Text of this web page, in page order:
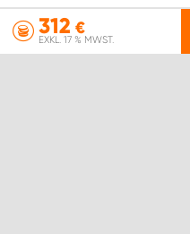
312 €
EXKL. 17 % MWST.